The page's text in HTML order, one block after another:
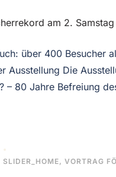
über 400 Besucher
Ausstellung Die
– 80 Jahre Befreiung
SLIDER_HOME, VORTRAG